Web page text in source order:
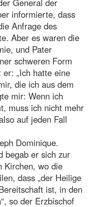
General der
informierte, dass
Anfrage des
Aber es waren die
und Pater
schweren Form
„Ich hatte eine
die ich aus dem
mir: Wenn ich
muss ich nicht mehr
auf jeden Fall
Dominique.
begab er sich zur
Kirchen, wo die
dass „der Heilige
ist, in den
so der Erzbischof